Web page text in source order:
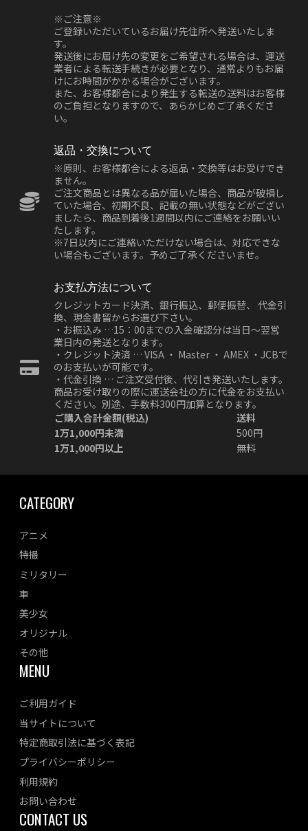
※ご注意※
ご登録いただいているお届け先住所へ発送いたしま
す。
発送後にお届け先の変更をご希望される場合は、運送
業者による転送手続きが必要となり、通常よりもお届
けにお時間がかかる場合がございます。
また、お客様都合により発生する転送の送料はお客様
のご負担となりますので、あらかじめご了承くださ
い。
返品・交換について
※原則、お客様都合による返品・交換等はお受けでき
ません。
ご注文商品とは異なる品が届いた場合、商品が破損し
ていた場合、初期不良、記載の無い状態などがござい
ましたら、商品到着後1週間以内にご連絡をお願いい
たします。
※7日以内にご連絡いただけない場合は、対応できな
い場合もございます。予めご了承くださいませ。
お支払方法について
クレジットカード決済、銀行振込、郵便振替、 代金引
換、現金書留からお選び下さい。
・お振込み …15：00までの入金確認分は当日～翌営
業日内の発送となります。
・クレジット決済 … VISA ・ Master ・ AMEX ・JCBで
のお支払いが可能です。
・代金引換 … ご注文受付後、代引き発送いたします。
商品お受け取りの際に運送会社の方に代金をお支払い
ください。別途、手数料300円加算となります。
ご購入合計金額(税込)
送料
1万1,000円未満
500円
1万1,000円以上
無料
CATEGORY
アニメ
特撮
ミリタリー
車
美少女
オリジナル
その他
MENU
ご利用ガイド
当サイトについて
特定商取引法に基づく表記
プライバシーポリシー
利用規約
お問い合わせ
CONTACT US